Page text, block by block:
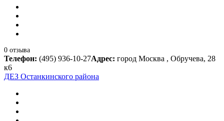
0 отзыва
Телефон: (495) 936-10-27Адрес: город Москва , Обручева, 28
к6
ДЕЗ Останкинского района